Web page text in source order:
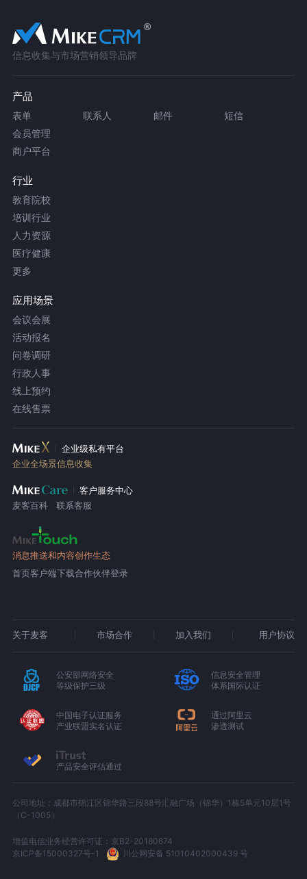
信息收集与市场营销领导品牌
产品
表单 联系人 邮件
短信
会员管理
商户平台
行业
教育院校
培训行业
人力资源
医疗健康
更多
应用场景
会议会展
活动报名
问卷调研
行政人事
线上预约
在线售票
企业级私有平台
企业全场景信息收集
客户服务中心
麦客百科
联系客服
消息推送和内容创作生态
首页客户端下载合作伙伴登录
关于麦客 市场合作 加入我们 用户协议
公安部网络安全
等级保护三级
信息安全管理
体系国际认证
中国电子认证服务
产业联盟实名认证
通过阿里云
渗透测试
产品安全评估通过
公司地址：成都市锦江区锦华路三段88号汇融广场（锦华）1栋5单元10层1号
（C-1005）
增值电信业务经营许可证：京B2-20180674
京ICP备15000327号-1
川公网安备 51010402000439 号